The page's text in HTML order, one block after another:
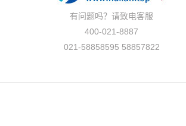
有问题吗？请致电客服
400-021-8887
021-58858595 58857822